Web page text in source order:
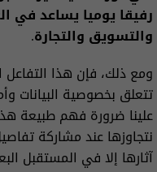
رفيقا يوميا يساعد في
والتسويق والتجارة.
ومع ذلك، فإن هذا
تتعلق بخصوصية البيانات
علينا ضرورة فهم طبيعة
نتجاوزها عند مشاركة
آثارها إلا في المستقبل